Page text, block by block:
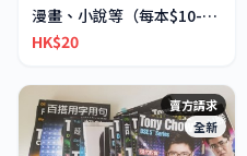
漫畫、小說等（每本$10-30不等）
HK$20
賣方請求
全新